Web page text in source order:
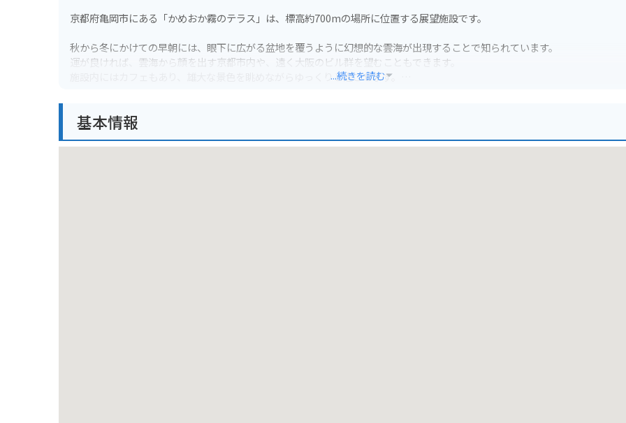
京都府亀岡市にある「かめおか霧のテラス」は、標高約700mの場所に位置する展望施設です。
秋から冬にかけての早朝には、眼下に広がる盆地を覆うように幻想的な雲海が出現することで知られています。
運が良ければ、雲海から顔を出す京都市内や、遠く大阪のビル群を望むこともできます。
施設内にはカフェもあり、雄大な景色を眺めながらゆっくりと過ごせます。
また、気温が低い場合が多いため、防寒対策をしっかりとしておきましょう。
...続きを読む
基本情報